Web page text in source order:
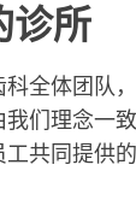
诊所
科全体团队
我们理念一
工共同提供